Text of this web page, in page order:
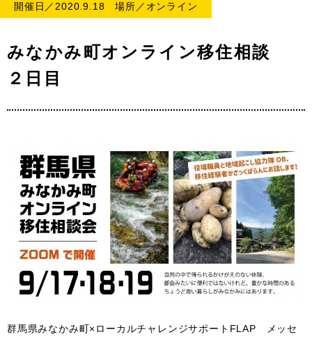
開催日／2020.9.18 場所／オンライン
みなかみ町オンライン移住相談
２日目
群馬県みなかみ町×ローカルチャレンジサポートFLAP メッセ